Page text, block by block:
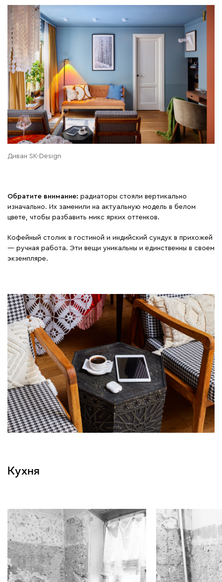
Диван SK-Design
Обратите внимание: радиаторы стояли вертикально
изначально. Их заменили на актуальную модель в белом
цвете, чтобы разбавить микс ярких оттенков.
Кофейный столик в гостиной и индийский сундук в прихожей
— ручная работа. Эти вещи уникальны и единственны в своем
экземпляре.
Кухня